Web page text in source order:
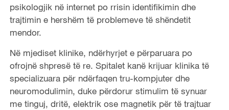
psikologjik në internet po rrisin identifikimin dhe
trajtimin e hershëm të problemeve të shëndetit
mendor.
Në mjediset klinike, ndërhyrjet e përparuara po
ofrojnë shpresë të re. Spitalet kanë krijuar klinika të
specializuara për ndërfaqen tru-kompjuter dhe
neuromodulimin, duke përdorur stimulim të synuar
me tinguj, dritë, elektrik ose magnetik për të trajtuar